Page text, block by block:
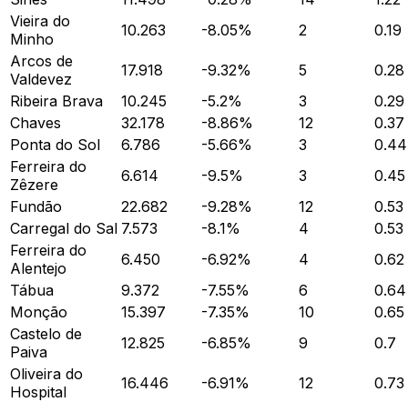
Vieira do
Minho
10.263 -8.05% 2
0.19
Arcos de
Valdevez
17.918 -9.32% 5
0.28
Ribeira Brava
10.245 -5.2% 3
0.29
Chaves
32.178 -8.86% 12
0.37
Ponta do Sol
6.786 -5.66% 3
0.44
Ferreira do
Zêzere
6.614 -9.5% 3
0.45
Fundão
22.682 -9.28% 12
0.53
Carregal do Sal 7.573 -8.1% 4
0.53
Ferreira do
Alentejo
6.450 -6.92% 4
0.62
Tábua
9.372 -7.55% 6
0.64
Monção
15.397 -7.35% 10
0.65
Castelo de
Paiva
12.825 -6.85% 9
0.7
Oliveira do
Hospital
16.446 -6.91% 12
0.73